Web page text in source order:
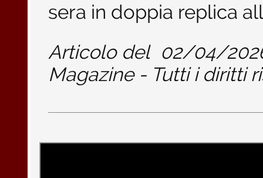
sera in doppia replica
Articolo del 02/04/
Magazine - Tutti i diritti